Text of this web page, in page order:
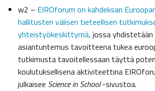
w2 – EIROforum on kahdeksan
hallitusten välisen tieteellisen
yhteistyökeskittymä, jossa
asiantuntemus tavoitteena tukea
tutkimusta tavoitellessaan täyttä
koulutuksellisena aktiviteettina
julkaisee Science in School-sivustoa.